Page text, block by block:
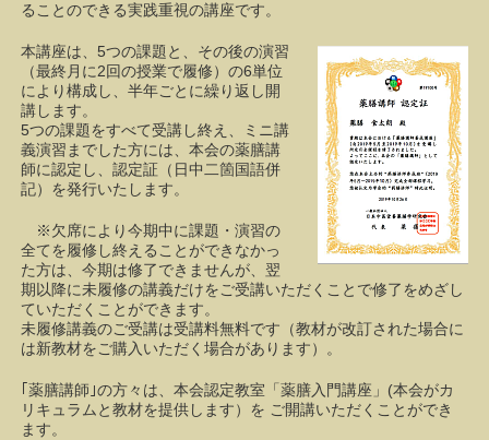
ることのできる実践重視の講座です。
本講座は、5つの課題と、その後の演習
（最終月に2回の授業で履修）の6単位
により構成し、半年ごとに繰り返し開
講します。
5つの課題をすべて受講し終え、ミニ講
義演習までした方には、本会の薬膳講
師に認定し、認定証（日中二箇国語併
記）を発行いたします。
※欠席により今期中に課題・演習の
全てを履修し終えることができなかっ
た方は、今期は修了できませんが、翌
期以降に未履修の講義だけをご受講いただくことで修了をめざし
ていただくことができます。
未履修講義のご受講は受講料無料です（教材が改訂された場合に
は新教材をご購入いただく場合があります）。
｢薬膳講師｣の方々は、本会認定教室「薬膳入門講座」(本会がカ
リキュラムと教材を提供します）を ご開講いただくことができ
ます。